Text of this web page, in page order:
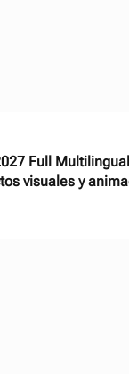
Full
visuales y